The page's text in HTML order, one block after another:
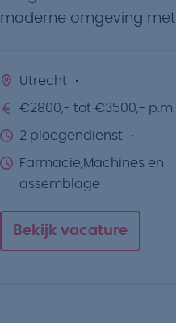
moderne omgeving met
Utrecht
€2800,- tot €3500,- p.m.
2 ploegendienst
Farmacie,Machines en
assemblage
Bekijk vacature